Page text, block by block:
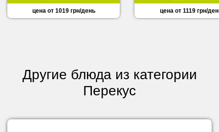
цена от 1019 грн/день цена от 1119 грн/
Другие блюда из категории
Перекус